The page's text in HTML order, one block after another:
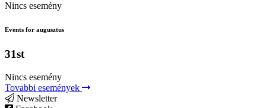
Nincs esemény
Events for augusztus
31st
Nincs esemény
Tovabbi események
Newsletter